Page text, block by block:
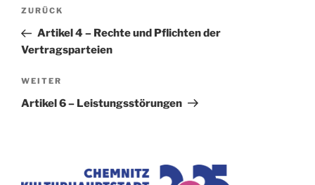
Vorheriger
Beitrag
ZURÜCK
Artikel 4 – Rechte und Pflichten der
Vertragsparteien
Nächster
Beitrag
WEITER
Artikel 6 – Leistungsstörungen